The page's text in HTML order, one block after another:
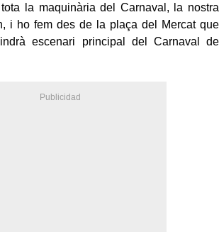
la maquinària del Carnaval, la nostra
i ho fem des de la plaça del Mercat que
escenari principal del Carnaval de